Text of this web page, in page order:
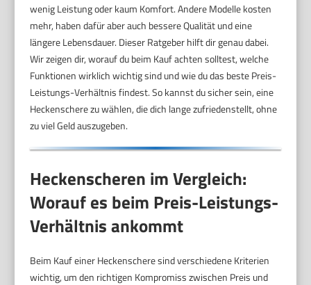
wenig Leistung oder kaum Komfort. Andere Modelle kosten
mehr, haben dafür aber auch bessere Qualität und eine
längere Lebensdauer. Dieser Ratgeber hilft dir genau dabei.
Wir zeigen dir, worauf du beim Kauf achten solltest, welche
Funktionen wirklich wichtig sind und wie du das beste Preis-
Leistungs-Verhältnis findest. So kannst du sicher sein, eine
Heckenschere zu wählen, die dich lange zufriedenstellt, ohne
zu viel Geld auszugeben.
Heckenscheren im Vergleich:
Worauf es beim Preis-Leistungs-
Verhältnis ankommt
Beim Kauf einer Heckenschere sind verschiedene Kriterien
wichtig, um den richtigen Kompromiss zwischen Preis und